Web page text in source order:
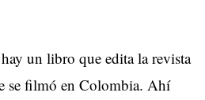
un libro que edita la revista
se filmó en Colombia. Ahí